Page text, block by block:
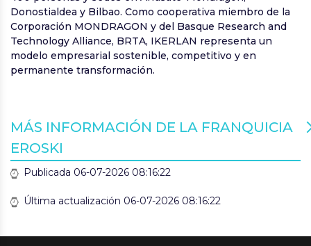
Donostialdea y Bilbao. Como cooperativa miembro de la
Corporación MONDRAGON y del Basque Research and
Technology Alliance, BRTA, IKERLAN representa un
modelo empresarial sostenible, competitivo y en
permanente transformación.
MÁS INFORMACIÓN DE LA FRANQUICIA
EROSKI
Publicada 06-07-2026 08:16:22
Última actualización 06-07-2026 08:16:22